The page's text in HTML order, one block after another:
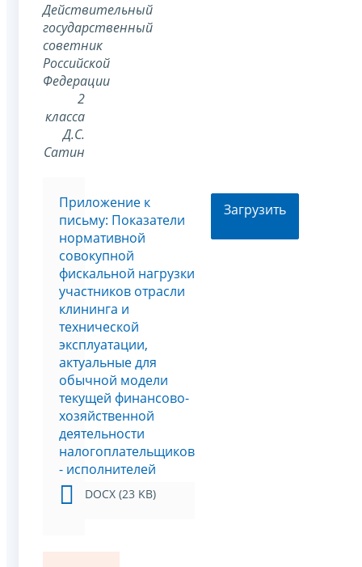
Действительный
государственный
советник
Российской
Федерации
2
класса
Д.С.
Сатин
Приложение к
письму: Показатели
нормативной
совокупной
фискальной нагрузки
участников отрасли
клининга и
технической
эксплуатации,
актуальные для
обычной модели
текущей финансово-
хозяйственной
деятельности
налогоплательщиков
- исполнителей
DOCX (23 KB)
Загрузить